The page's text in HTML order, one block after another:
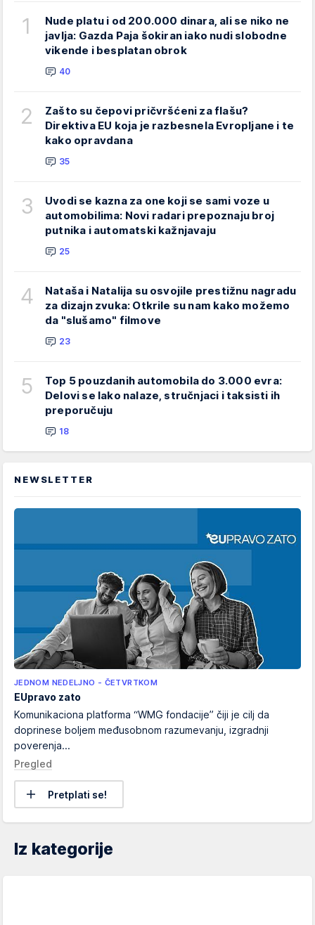
1
Nude platu i od 200.000 dinara, ali se niko ne
javlja: Gazda Paja šokiran iako nudi slobodne
vikende i besplatan obrok
40
2
Zašto su čepovi pričvršćeni za flašu?
Direktiva EU koja je razbesnela Evropljane i te
kako opravdana
35
3
Uvodi se kazna za one koji se sami voze u
automobilima: Novi radari prepoznaju broj
putnika i automatski kažnjavaju
25
4
Nataša i Natalija su osvojile prestižnu nagradu
za dizajn zvuka: Otkrile su nam kako možemo
da "slušamo" filmove
23
5
Top 5 pouzdanih automobila do 3.000 evra:
Delovi se lako nalaze, stručnjaci i taksisti ih
preporučuju
18
NEWSLETTER
JEDNOM NEDELJNO - ČETVRTKOM
EUpravo zato
Komunikaciona platforma “WMG fondacije” čiji je cilj da
doprinese boljem međusobnom razumevanju, izgradnji
poverenja...
Pregled
Pretplati se!
Iz kategorije